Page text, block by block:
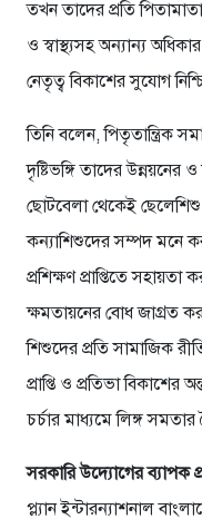
তখন তাদের প্রতি
ও স্বাস্থ্যসহ অন্যান্য
নেতৃত্ব বিকাশের সুযোগ
তিনি বলেন, পিতৃতান্ত্রিক
দৃষ্টিভঙ্গি তাদের উন্নয়নের
ছোটবেলা থেকেই
কন্যাশিশুদের সম্পদ মনে
প্রশিক্ষণ প্রাপ্তিতে
ক্ষমতায়নের বোধ জাগ্রত
শিশুদের প্রতি সামাজিক
প্রাপ্তি ও প্রতিভা বিকাশের
চর্চার মাধ্যমে লিঙ্গ
সরকারি উদ্যোগের ব্যাপক
প্ল্যান ইন্টারন্যাশনাল